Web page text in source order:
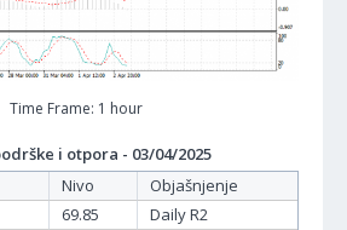
Time Frame: 1 hour
i otpora - 03/04/2025
Nivo
Objašnjenje
69.85
Daily R2